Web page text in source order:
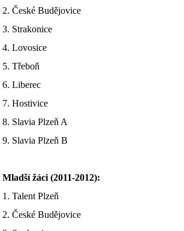
2. České Budějovice
3. Strakonice
4. Lovosice
5. Třeboň
6. Liberec
7. Hostivice
8. Slavia Plzeň A
9. Slavia Plzeň B
Mladší žáci (2011-2012):
1. Talent Plzeň
2. České Budějovice